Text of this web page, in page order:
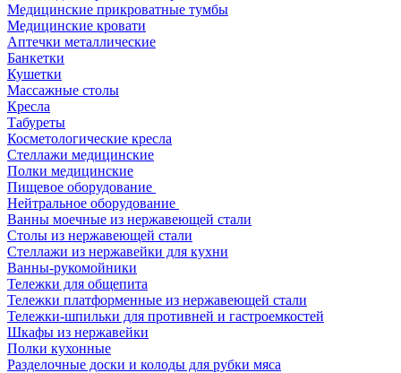
Медицинские прикроватные тумбы
Медицинские кровати
Аптечки металлические
Банкетки
Кушетки
Массажные столы
Кресла
Табуреты
Косметологические кресла
Стеллажи медицинские
Полки медицинские
Пищевое оборудование
Нейтральное оборудование
Ванны моечные из нержавеющей стали
Столы из нержавеющей стали
Стеллажи из нержавейки для кухни
Ванны-рукомойники
Тележки для общепита
Тележки платформенные из нержавеющей стали
Тележки-шпильки для противней и гастроемкостей
Шкафы из нержавейки
Полки кухонные
Разделочные доски и колоды для рубки мяса